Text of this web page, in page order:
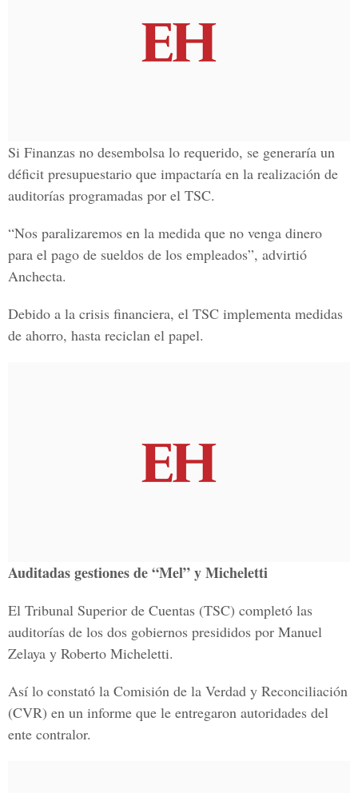
Si Finanzas no desembolsa lo requerido, se generaría un
déficit presupuestario que impactaría en la realización de
auditorías programadas por el TSC.
“Nos paralizaremos en la medida que no venga dinero
para el pago de sueldos de los empleados”, advirtió
Anchecta.
Debido a la crisis financiera, el TSC implementa medidas
de ahorro, hasta reciclan el papel.
Auditadas gestiones de “Mel” y Micheletti
El Tribunal Superior de Cuentas (TSC) completó las
auditorías de los dos gobiernos presididos por Manuel
Zelaya y Roberto Micheletti.
Así lo constató la Comisión de la Verdad y Reconciliación
(CVR) en un informe que le entregaron autoridades del
ente contralor.